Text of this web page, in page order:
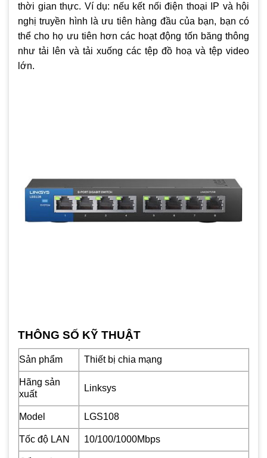
thời gian thực. Ví dụ: nếu kết nối điện thoại IP và hội
nghị truyền hình là ưu tiên hàng đầu của bạn, bạn có
thể cho họ ưu tiên hơn các hoạt động tốn băng thông
như tải lên và tải xuống các tệp đồ hoạ và tệp video
lớn.
THÔNG SỐ KỸ THUẬT
Sản phẩm Thiết bị chia mạng
Hãng sản
xuất
Linksys
Model LGS108
Tốc độ LAN 10/100/1000Mbps